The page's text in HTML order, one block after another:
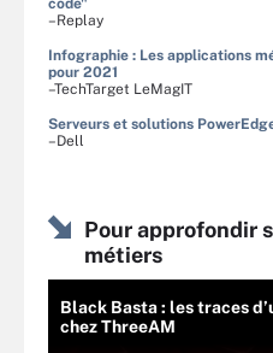
code"
–Replay
Infographie : Les applications
pour 2021
–TechTarget LeMagIT
Serveurs et solutions
–Dell
Pour approfondir
métiers
Black Basta : les traces
chez ThreeAM